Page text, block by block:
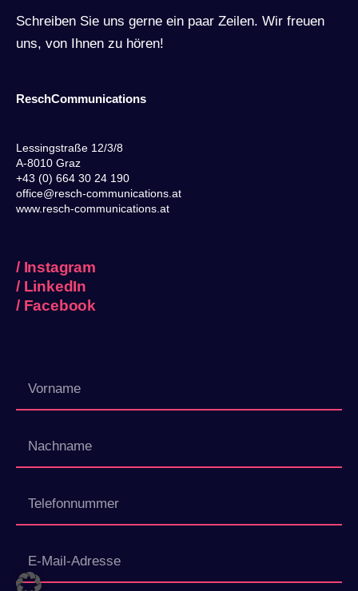
Schreiben Sie uns gerne ein paar Zeilen. Wir freuen
uns, von Ihnen zu hören!
ReschCommunications
Lessingstraße 12/3/8
A-8010 Graz
+43 (0) 664 30 24 190
office@resch-communications.at
www.resch-communications.at
/ Instagram
/ LinkedIn
/ Facebook